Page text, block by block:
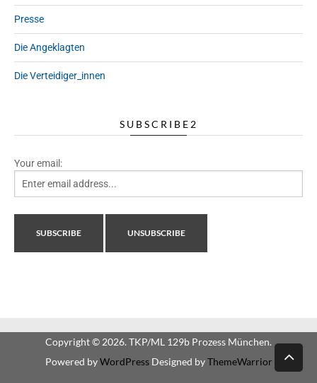
Presse
Die Angeklagten
Die Verteidiger_innen
SUBSCRIBE2
Your email:
Copyright © 2026. TKP/ML 129b Prozess München.
Powered byWordPressDesigned byThemeWarrior